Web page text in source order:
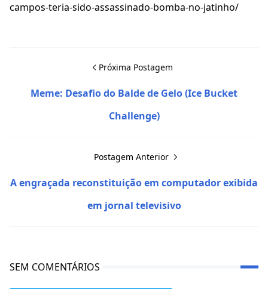
campos-teria-sido-assassinado-bomba-no-jatinho/
Próxima Postagem
Meme: Desafio do Balde de Gelo (Ice Bucket
Challenge)
Postagem Anterior
A engraçada reconstituição em computador exibida
em jornal televisivo
SEM COMENTÁRIOS